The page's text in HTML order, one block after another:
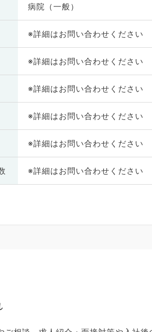
病院（一般）
※詳細はお問い合わせください
※詳細はお問い合わせください
※詳細はお問い合わせください
※詳細はお問い合わせください
※詳細はお問い合わせください
※詳細はお問い合わせください